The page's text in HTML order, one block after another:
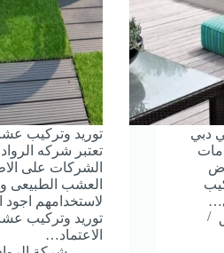
دبي
تعتبر شركه
الشركات على
العشب الطبيعى
لاستخدامهم
توريد وتركيب
الاعتماد…